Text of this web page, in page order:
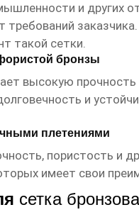
и других
требований
такой сетки.
бронзы
высокую
и
плетениями
пористость и
имеет свои
сетка